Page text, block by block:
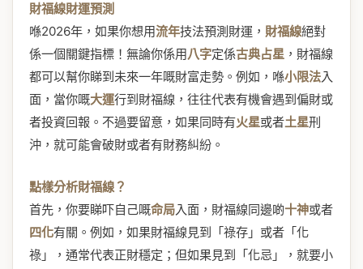
財福線財運預測
喺2026年，如果你想用流年技法預測財運， 財福線絕對
係一個關鍵指標！無論你係用八字定係古典占星 ，財福線
都可以幫你睇到未來一年嘅財富走勢。例如，喺小限法入
面，當你嘅大運行到財福線，往往代表有機會遇到偏財或
者投資回報。不過要留意，如果同時有火星或者土星刑
沖，就可能會破財或者有財務糾紛。
點樣分析財福線？
首先，你要睇吓自己嘅命局入面，財福線同邊啲十神或者
四化有關。例如，如果財福線見到「祿存」或者「化
祿」，通常代表正財穩定；但如果見到「化忌」，就要小